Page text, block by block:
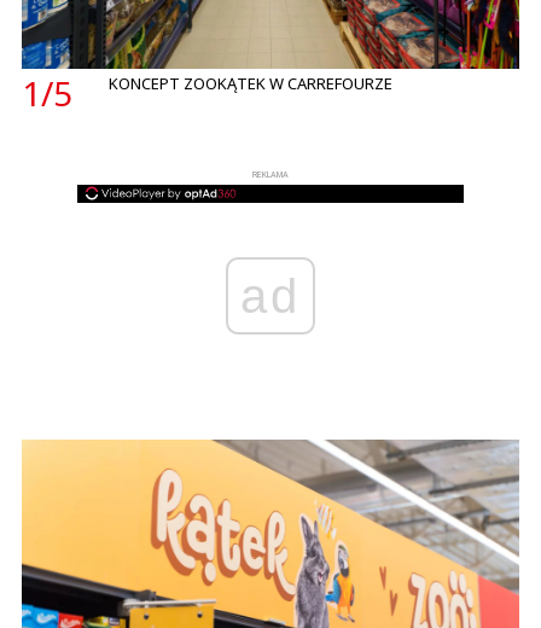
1/5 KONCEPT ZOOKĄTEK W CARREFOURZE
REKLAMA
ad